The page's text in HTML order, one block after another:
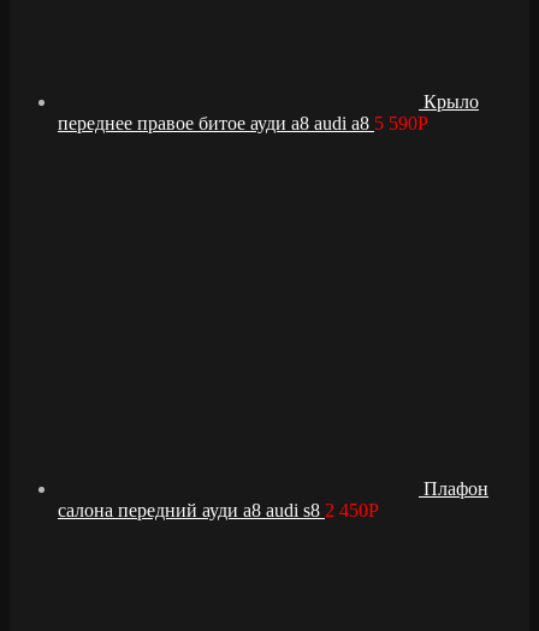
Крыло
переднее правое битое ауди а8 audi a8 5 590Р
Плафон
салона передний ауди а8 audi s8 2 450Р